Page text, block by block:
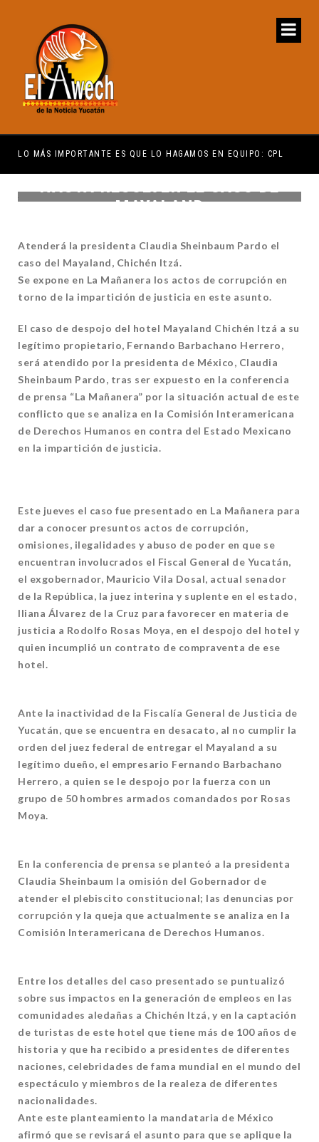
QUE LO HAGAMOS EN EQUIPO: CPL EL ESTADO DE DERECHO SE
HASTA RESOLVER EL CASO DE
MAYALAND
Atenderá la presidenta Claudia Sheinbaum Pardo el
caso del Mayaland, Chichén Itzá.
Se expone en La Mañanera los actos de corrupción en
torno de la impartición de justicia en este asunto.
El caso de despojo del hotel Mayaland Chichén Itzá a su
legítimo propietario, Fernando Barbachano Herrero,
será atendido por la presidenta de México, Claudia
Sheinbaum Pardo, tras ser expuesto en la conferencia
de prensa “La Mañanera” por la situación actual de este
conflicto que se analiza en la Comisión Interamericana
de Derechos Humanos en contra del Estado Mexicano
en la impartición de justicia.
Este jueves el caso fue presentado en La Mañanera para
dar a conocer presuntos actos de corrupción,
omisiones, ilegalidades y abuso de poder en que se
encuentran involucrados el Fiscal General de Yucatán,
el exgobernador, Mauricio Vila Dosal, actual senador
de la República, la juez interina y suplente en el estado,
Iliana Álvarez de la Cruz para favorecer en materia de
justicia a Rodolfo Rosas Moya, en el despojo del hotel y
quien incumplió un contrato de compraventa de ese
hotel.
Ante la inactividad de la Fiscalía General de Justicia de
Yucatán, que se encuentra en desacato, al no cumplir la
orden del juez federal de entregar el Mayaland a su
legítimo dueño, el empresario Fernando Barbachano
Herrero, a quien se le despojo por la fuerza con un
grupo de 50 hombres armados comandados por Rosas
Moya.
En la conferencia de prensa se planteó a la presidenta
Claudia Sheinbaum la omisión del Gobernador de
atender el plebiscito constitucional; las denuncias por
corrupción y la queja que actualmente se analiza en la
Comisión Interamericana de Derechos Humanos.
Entre los detalles del caso presentado se puntualizó
sobre sus impactos en la generación de empleos en las
comunidades aledañas a Chichén Itzá, y en la captación
de turistas de este hotel que tiene más de 100 años de
historia y que ha recibido a presidentes de diferentes
naciones, celebridades de fama mundial en el mundo del
espectáculo y miembros de la realeza de diferentes
nacionalidades.
Ante este planteamiento la mandataria de México
afirmó que se revisará el asunto para que se aplique la